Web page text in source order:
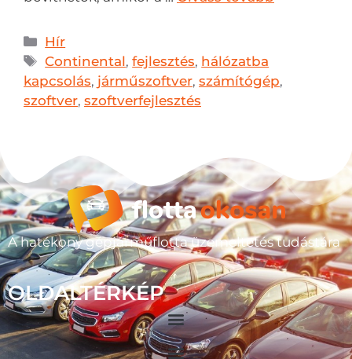
Hír
Continental,fejlesztés, hálózatba
kapcsolás, járműszoftver, számítógép,
szoftver, szoftverfejlesztés
A hatékony gépjárműflotta üzemeltetés tudástára
OLDALTÉRKÉP